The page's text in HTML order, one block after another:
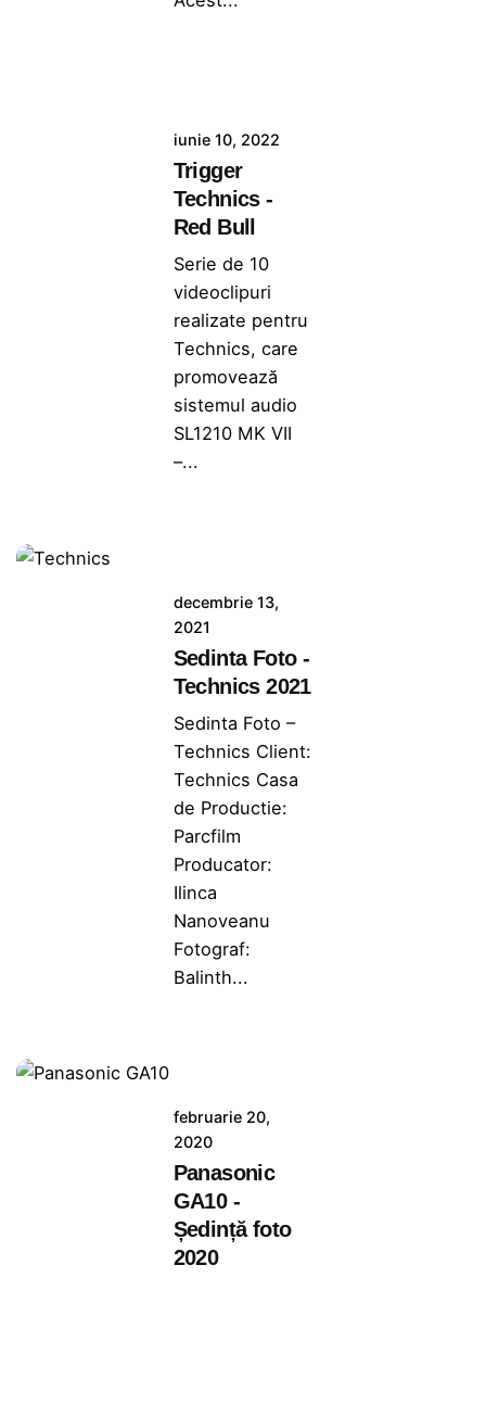
iunie 10, 2022
Trigger
Technics -
Red Bull
Serie de 10
videoclipuri
realizate pentru
Technics, care
promovează
sistemul audio
SL1210 MK VII
–...
decembrie 13,
2021
Sedinta Foto -
Technics 2021
Sedinta Foto –
Technics Client:
Technics Casa
de Productie:
Parcfilm
Producator:
Ilinca
Nanoveanu
Fotograf:
Balinth...
februarie 20,
2020
Panasonic
GA10 -
Ședință foto
2020